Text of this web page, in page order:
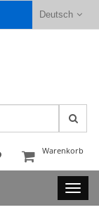
Deutsch
Warenkorb